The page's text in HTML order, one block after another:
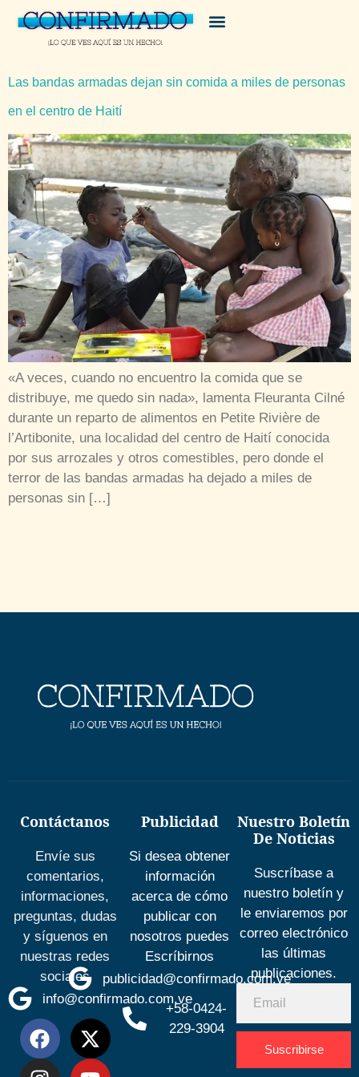
Las bandas armadas dejan sin comida a miles de personas
en el centro de Haití
«A veces, cuando no encuentro la comida que se
distribuye, me quedo sin nada», lamenta Fleuranta Cilné
durante un reparto de alimentos en Petite Rivière de
l’Artibonite, una localidad del centro de Haití conocida
por sus arrozales y otros comestibles, pero donde el
terror de las bandas armadas ha dejado a miles de
personas sin […]
Contáctanos
Envíe sus
comentarios,
informaciones,
preguntas, dudas
y síguenos en
nuestras redes
sociales
info@confirmado.com.ve
Publicidad
Si desea obtener
información
acerca de cómo
publicar con
nosotros puedes
Escríbirnos
publicidad@confirmado.com.ve
+58-0424-
229-3904
Nuestro Boletín
De Noticias
Suscríbase a
nuestro boletín y
le enviaremos por
correo electrónico
las últimas
publicaciones.
Suscribirse